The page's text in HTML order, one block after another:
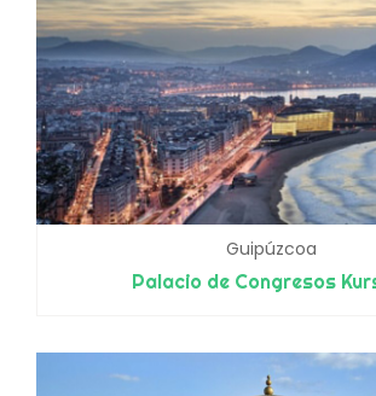
Guipúzcoa
Palacio de Congresos